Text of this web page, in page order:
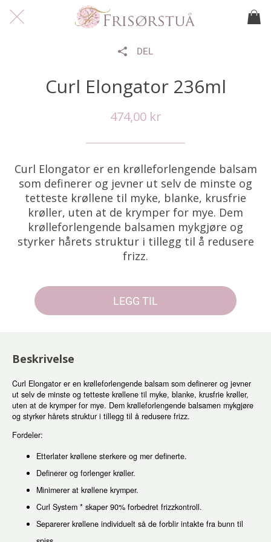
DEL
Curl Elongator 236ml
474,00 kr
Curl Elongator er en krølleforlengende balsam
som definerer og jevner ut selv de minste og
tetteste krøllene til myke, blanke, krusfrie
krøller, uten at de krymper for mye. Dem
krølleforlengende balsamen mykgjøre og
styrker hårets struktur i tillegg til å redusere
frizz.
LEGG TIL
Beskrivelse
Curl Elongator er en krølleforlengende balsam som definerer og jevner
ut selv de minste og tetteste krøllene til myke, blanke, krusfrie krøller,
uten at de krymper for mye. Dem krølleforlengende balsamen mykgjøre
og styrker hårets struktur i tillegg til å redusere frizz.
Fordeler:
Etterlater krøllene sterkere og mer definerte.
Definerer og forlenger krøller.
Minimerer at krøllene krymper.
Curl System * skaper 90% forbedret frizzkontroll.
Separerer krøllene individuelt så de forblir intakte fra bunn til